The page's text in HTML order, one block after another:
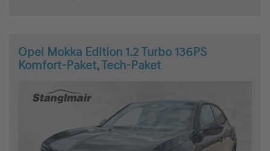
Opel Mokka Edition 1.2 Turbo 136PS
Komfort-Paket, Tech-Paket